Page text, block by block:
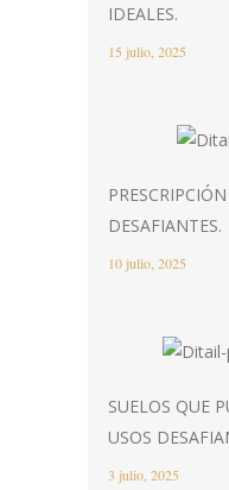
IDEALES.
15 julio, 2025
DESAFIANTES.
10 julio, 2025
SUELOS QUE
USOS
3 julio, 2025